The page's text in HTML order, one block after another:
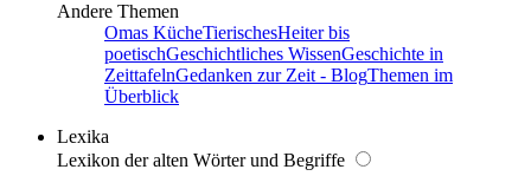
Andere Themen
Omas KücheTierischesHeiter bis
poetischGeschichtliches WissenGeschichte in
ZeittafelnGedanken zur Zeit - BlogThemen im
Überblick
Lexika
Lexikon der alten Wörter und Begriffe